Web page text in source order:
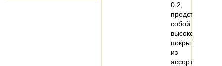
0.2,
представляет
собой
покрытие
из